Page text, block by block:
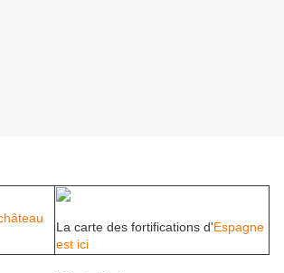
La carte des fortifications d'Espagne
est ici